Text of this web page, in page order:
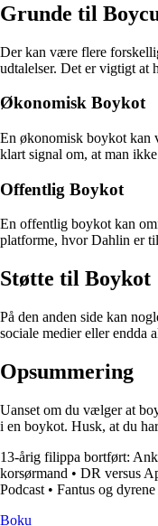
Grunde til
Der kan være flere
udtalelser. Det er vigtigt at
Økonomisk Boykot
En økonomisk boykot kan
klart signal om, at man
Offentlig Boykot
En offentlig boykot kan
platforme, hvor Dahlin er
Støtte til Boykot
På den anden side kan
sociale medier eller endda
Opsummering
Uanset om du vælger at
i en boykot. Husk, at du
13-årig filippa bortført:
korsørmand • DR versus
Podcast • Fantus og dyrene
Boku